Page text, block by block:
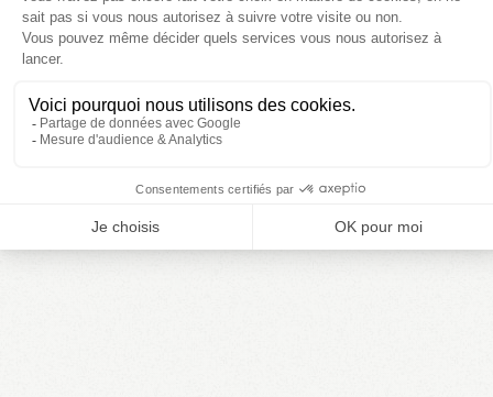
Sturen
De via dit formulier verzamelde inlichtingen zullen worden
geregistreerd en doorgegeven aan een contactpersoon bij LES
CAMPINGS TIKAYAN die belast is met de verwerking van uw
corrigeren en er bezwaar tegen aan te tekenen. U kunt dit recht